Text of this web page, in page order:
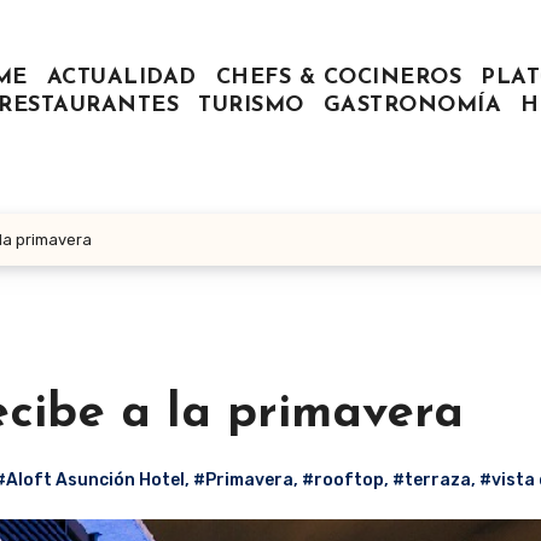
ACTUALIDAD CHEFS & COCINEROS
RESTAURANTES
TURISMO GASTRONOMÍA
primavera
a la primavera
Asunción Hotel , #Primavera, #rooftop, #terraza, #vista